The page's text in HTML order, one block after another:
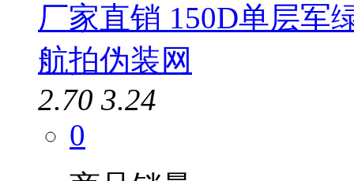
厂家直销 150D单层军
航拍伪装网
2.70 3.24
0